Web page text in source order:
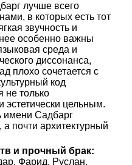
лучше всего
в которых есть тот
звучность и
особенно важны
среда и
диссонанса,
плохо сочетается с
код
не только
цельным.
имени Садбарг
почти архитектурный
и прочный брак:
Фарид, Руслан,